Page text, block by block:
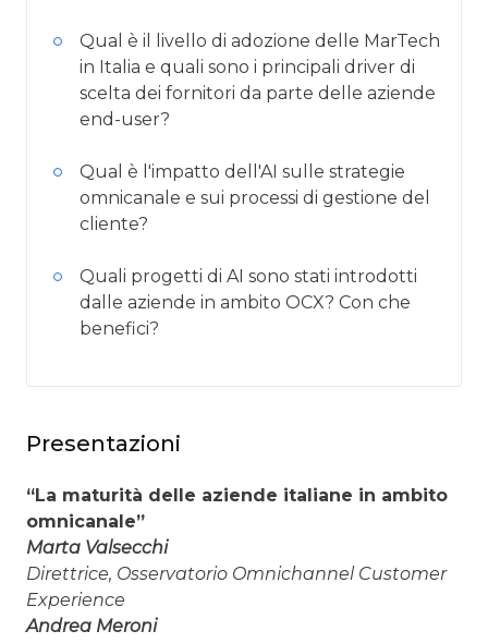
⁠Qual è il livello di adozione delle MarTech
in Italia e quali sono i principali driver di
scelta dei fornitori da parte delle aziende
end-user?
Qual è l'impatto dell'AI sulle strategie
omnicanale e sui processi di gestione del
cliente?
Quali progetti di AI sono stati introdotti
dalle aziende in ambito OCX? Con che
benefici?
Presentazioni
“La maturità delle aziende italiane in ambito
omnicanale”
Marta Valsecchi
Direttrice, Osservatorio Omnichannel Customer
Experience
Andrea Meroni